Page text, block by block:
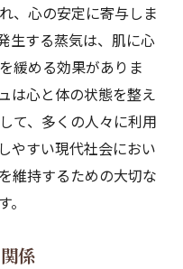
、心の安定に寄与しま
生する蒸気は、肌に心
緩める効果がありま
は心と体の状態を整え
て、多くの人々に利用
やすい現代社会におい
維持するための大切な
係